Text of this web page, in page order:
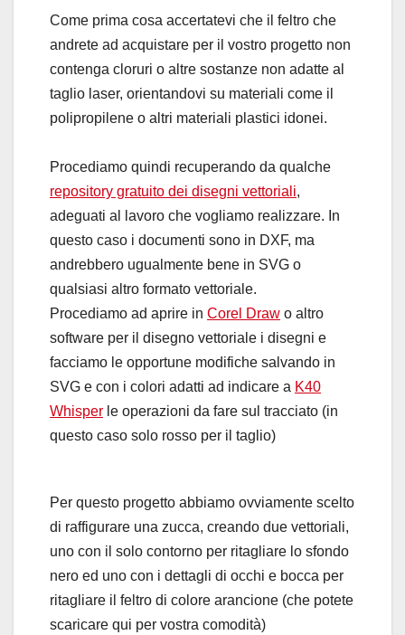
Come prima cosa accertatevi che il feltro che
andrete ad acquistare per il vostro progetto non
contenga cloruri o altre sostanze non adatte al
taglio laser, orientandovi su materiali come il
polipropilene o altri materiali plastici idonei.
Procediamo quindi recuperando da qualche
repository gratuito dei disegni vettoriali,
adeguati al lavoro che vogliamo realizzare. In
questo caso i documenti sono in DXF, ma
andrebbero ugualmente bene in SVG o
qualsiasi altro formato vettoriale.
Procediamo ad aprire in Corel Draw o altro
software per il disegno vettoriale i disegni e
facciamo le opportune modifiche salvando in
SVG e con i colori adatti ad indicare a K40
Whisper le operazioni da fare sul tracciato (in
questo caso solo rosso per il taglio)
Per questo progetto abbiamo ovviamente scelto
di raffigurare una zucca, creando due vettoriali,
uno con il solo contorno per ritagliare lo sfondo
nero ed uno con i dettagli di occhi e bocca per
ritagliare il feltro di colore arancione (che potete
scaricare qui per vostra comodità)